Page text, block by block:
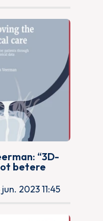
“3D-
betere
jun. 2023 11:45